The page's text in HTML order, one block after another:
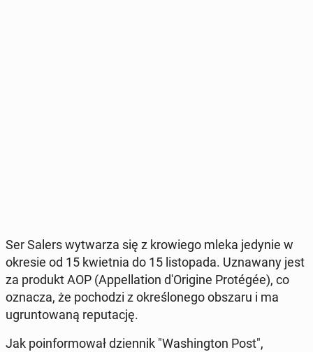
Ser Salers wy­twa­rza się z kro­wie­go mleka jedynie w
okresie od 15 kwiet­nia do 15 li­sto­pa­da. Uzna­wa­ny jest
za produkt AOP (Ap­pel­la­tion d'O­ri­gi­ne Pro­tégée), co
oznacza, że po­cho­dzi z okre­ślo­ne­go obszaru i ma
ugrun­to­wa­ną re­pu­ta­cję.
Jak po­in­for­mo­wał dzien­nik "Wa­shing­ton Post",